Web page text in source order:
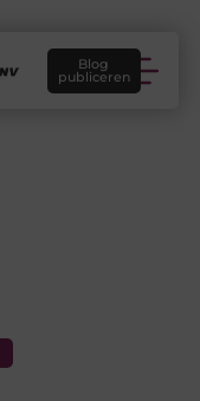
Blog
publiceren